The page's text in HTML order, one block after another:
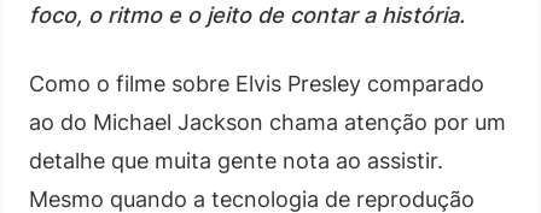
foco, o ritmo e o jeito de contar a história.
Como o filme sobre Elvis Presley comparado
ao do Michael Jackson chama atenção por um
detalhe que muita gente nota ao assistir.
Mesmo quando a tecnologia de reprodução